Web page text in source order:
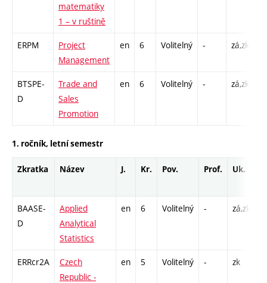
matematiky
1 – v ruštině
ERPM
Project
Management
en 6 Volitelný - zá,zk
BTSPE-
D
Trade and
Sales
Promotion
en 6 Volitelný - zá,zk
1. ročník, letní semestr
Zkratka Název J. Kr. Pov. Prof. Uk.
BAASE-
D
Applied
Analytical
Statistics
en 6 Volitelný - zá,zk
ERRcr2A
Czech
Republic -
en 5 Volitelný - zk